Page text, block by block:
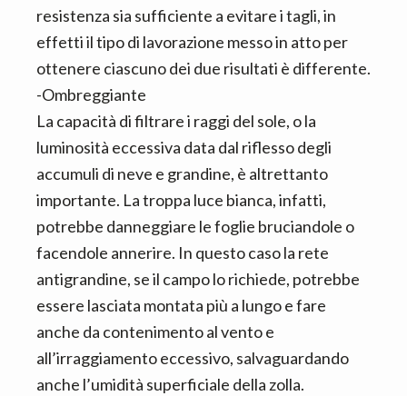
resistenza sia sufficiente a evitare i tagli, in
effetti il tipo di lavorazione messo in atto per
ottenere ciascuno dei due risultati è differente.
-Ombreggiante
La capacità di filtrare i raggi del sole, o la
luminosità eccessiva data dal riflesso degli
accumuli di neve e grandine, è altrettanto
importante. La troppa luce bianca, infatti,
potrebbe danneggiare le foglie bruciandole o
facendole annerire. In questo caso la rete
antigrandine, se il campo lo richiede, potrebbe
essere lasciata montata più a lungo e fare
anche da contenimento al vento e
all’irraggiamento eccessivo, salvaguardando
anche l’umidità superficiale della zolla.